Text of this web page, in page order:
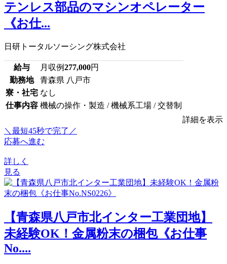
テンレス部品のマシンオペレーター
《お仕...
日研トータルソーシング株式会社
給与 月収例277,000円
勤務地
青森県 八戸市
寮・社宅 なし
仕事内容 機械の操作・製造 / 機械系工場 / 交替制
詳細を表示
＼最短45秒で完了／
応募へ進む
詳しく
見る
【青森県八戸市北インター工業団地】
未経験OK！金属粉末の梱包《お仕事
No....